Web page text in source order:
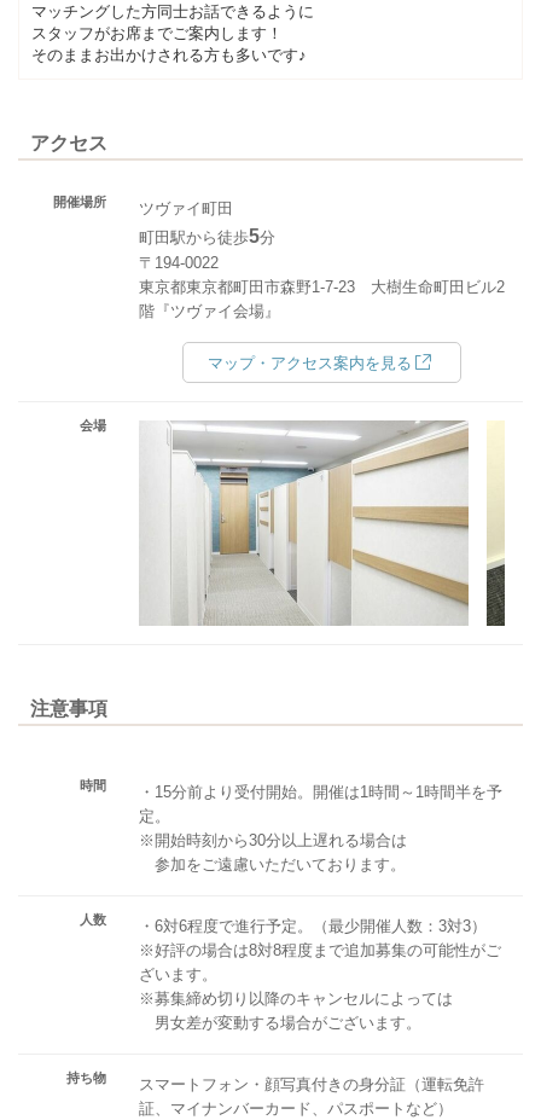
マッチングした方同士お話できるように
スタッフがお席までご案内します！
そのままお出かけされる方も多いです♪
アクセス
開催場所
ツヴァイ町田
町田駅から徒歩5分
〒194-0022
東京都東京都町田市森野1-7-23 大樹生命町田ビル2
階『ツヴァイ会場』
マップ・アクセス案内を見る
会場
注意事項
時間
・15分前より受付開始。開催は1時間～1時間半を予
定。
※開始時刻から30分以上遅れる場合は
参加をご遠慮いただいております。
人数
・6対6程度で進行予定。（最少開催人数：3対3）
※好評の場合は8対8程度まで追加募集の可能性がご
ざいます。
※募集締め切り以降のキャンセルによっては
男女差が変動する場合がございます。
持ち物
スマートフォン・顔写真付きの身分証（運転免許
証、マイナンバーカード、パスポートなど）